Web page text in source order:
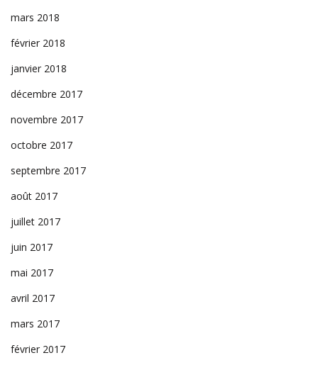
mars 2018
février 2018
janvier 2018
décembre 2017
novembre 2017
octobre 2017
septembre 2017
août 2017
juillet 2017
juin 2017
mai 2017
avril 2017
mars 2017
février 2017